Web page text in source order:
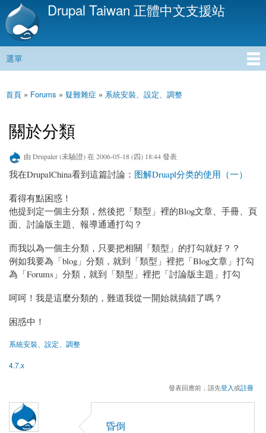
移
內
Drupal Taiwan 正體中文支援站
主選單
選單
您在這裡
首頁 » Forums » 疑難雜症 » 系統安裝、設定、調整
關於分類
由 Drupaler (未驗證)在 2006-05-18 (四) 18:44 發表
我在DrupalChina看到這篇討論： 图解Druapl分类的使用（一）
看得有點困惑！
他提到定一個主分類，然後把「類型」裡的Blog文章、手冊、頁
面、討論版主題、報導通通打勾？
而我以為一個主分類，只要把相關「類型」的打勾就好？？
例如我要為「blog」分類，就到「類型」裡把「Blog文章」打勾
為「Forums」分類，就到「類型」裡把「討論版主題」打勾
呵呵！我是這麼分類的，難道我從一開始就搞錯了嗎？
困惑中！
系統安裝、設定、調整
4.7.x
發表回應前，請先登入或註冊
昏倒